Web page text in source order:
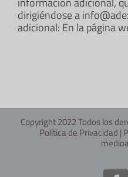
dirigiéndose a
adicional: En la página
Copyright 2022 Todos los
Política de Privacidad |